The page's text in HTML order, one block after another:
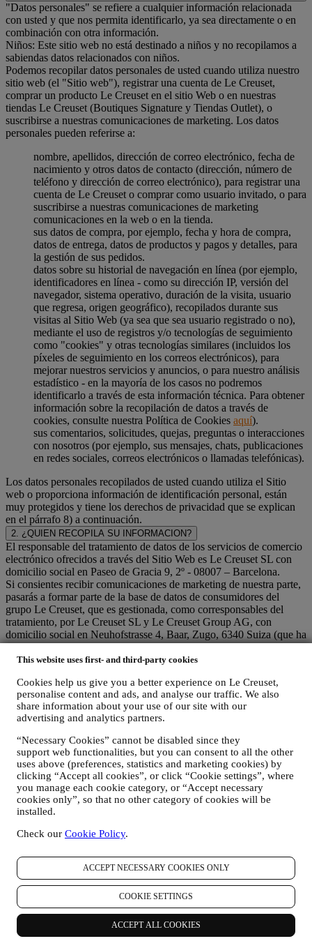
This website uses first- and third-party cookies
Cookies help us give you a better experience on Le Creuset,
personalise content and ads, and analyse our traffic. We also
share information about your use of our site with our
advertising and analytics partners.
“Necessary Cookies” cannot be disabled since they
support web functionalities, but you can consent to all the other
uses above (preferences, statistics and marketing cookies) by
clicking “Accept all cookies”, or click “Cookie settings”, where
you manage each cookie category, or “Accept necessary
cookies only”, so that no other category of cookies will be
installed.
Check our Cookie Policy.
ACCEPT NECESSARY COOKIES ONLY
COOKIE SETTINGS
ACCEPT ALL COOKIES
"Datos personales" se refiere a cualquier información relacionada
con usted y que nos permita identificarlo, ya sea directamente o en
combinación con otra información.
Niños: Este sitio web no está destinado a niños y no recopilamos a
sabiendas datos relacionados con niños.
Podemos recopilar datos personales de usted cuando utiliza nuestro
sitio web (el "Sitio web"), registrar una cuenta de Le Creuset,
comprar un producto Le Creuset en el sitio Web o en nuestras
tiendas Le Creuset (Boutiques Signature y Tiendas Outlet), o
suscribirse a nuestras comunicaciones de marketing. Los datos
personales pueden referirse a:
nombre, apellidos, dirección de correo electrónico, fecha de
nacimiento y otros datos de contacto (dirección, número de
teléfono y dirección de correo electrónico), para registrar una
cuenta de Le Creuset o comprar como usuario invitado, o para
suscribirse a nuestras comunicaciones de marketing
comunicaciones en la web o en la tienda.
sus datos de compra, por ejemplo, fecha y hora de compra,
datos de entrega, datos de productos y pagos y detalles, para
la gestión de sus pedidos.
datos sobre su historial de navegación en línea (por ejemplo,
identificadores en línea - como su dirección IP, versión del
navegador, sistema operativo, duración de la visita, usuario
que regresa, origen geográfico), recopilados durante sus
visitas al Sitio Web (ya sea que sea usuario registrado o no),
mediante el uso de registros y/o tecnologías de seguimiento
como "cookies" y otras tecnologías similares (incluidos los
píxeles de seguimiento en los correos electrónicos), para
mejorar nuestros servicios y anuncios, o para nuestro análisis
estadístico - en la mayoría de los casos no podremos
identificarlo a través de esta información técnica. Para obtener
información sobre la recopilación de datos a través de
cookies, consulte nuestra Política de Cookies aquí).
sus comentarios, solicitudes, quejas, preguntas o interacciones
con nosotros (por ejemplo, sus mensajes, chats, publicaciones
en redes sociales, correos electrónicos o llamadas telefónicas).
Los datos personales recopilados de usted cuando utiliza el Sitio
web o proporciona información de identificación personal, están
muy protegidos y tiene los derechos de privacidad que se explican
en el párrafo 8) a continuación.
2. ¿QUIEN RECOPILA SU INFORMACION?
El responsable del tratamiento de datos de los servicios de comercio
electrónico ofrecidos a través del Sitio Web es Le Creuset SL con
domicilio social en Paseo de Gracia 9, 2º - 08007 – Barcelona.
Si consientes recibir comunicaciones de marketing de nuestra parte,
pasarás a formar parte de la base de datos de consumidores del
grupo Le Creuset, que es gestionada, como corresponsables del
tratamiento, por Le Creuset SL y Le Creuset Group AG, con
domicilio social en Neuhofstrasse 4, Baar, Zugo, 6340 Suiza (que ha
designado como representante en la UE a Le Creuset SL, con
número de IVA B62153630, con oficinas en Paseo de Gracia 9, 2º,
corresponsabilidad que establece esencialmente que
(a) Le Creuset Group AG se encarga de la estrategia general que
rige el marketing y la experiencia personalizada del cliente;
(b) las entidades locales de Le Creuset se benefician e implementan
dicha estrategia, así como desarrollan de manera independiente
comunicaciones/iniciativas de marketing a nivel local (dentro de un
país específico);
(c) ambos corresponsables están obligados a atender las solicitudes
de derechos de los interesados.
3. ¿POR QUÉ RECOPILAMOS ESTA INFORMACIÓN?
Podemos procesar sus datos para los siguientes fines:
PARA NUESTRAS OBLIGACIONES LEGALES Es
para cumplir con nuestras obligaciones legales y otras
obligaciones derivadas de las instrucciones recibidas de las
autoridades.
PARA CREAR UNA CUENTA LE CREUSET
Utilizaremos sus datos para crear una cuenta de Le Creuset
que le dará acceso a una serie de ventajas dedicadas a los
usuarios registrados, para disfrutar mejor de nuestros